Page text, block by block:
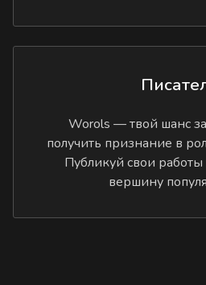
Worols — твой шанс
получить признание в
Публикуй свои работы
вершину